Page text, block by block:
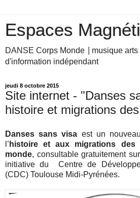
Espaces
DANSE Corps Monde ⎥ musique
d'information indépendant
jeudi 8 octobre 2015
Site internet - "Danses
histoire et migrations
Danses sans visa est un
l’ histoire et aux migrations
monde, consultable gratuitement
initiative du Centre de
(CDC) Toulouse Midi-Pyrénées.